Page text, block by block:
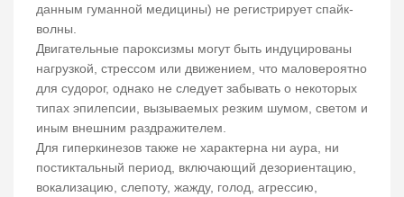
данным гуманной медицины) не регистрирует спайк-
волны.
Двигательные пароксизмы могут быть индуцированы
нагрузкой, стрессом или движением, что маловероятно
для судорог, однако не следует забывать о некоторых
типах эпилепсии, вызываемых резким шумом, светом и
иным внешним раздражителем.
Для гиперкинезов также не характерна ни аура, ни
постиктальный период, включающий дезориентацию,
вокализацию, слепоту, жажду, голод, агрессию,